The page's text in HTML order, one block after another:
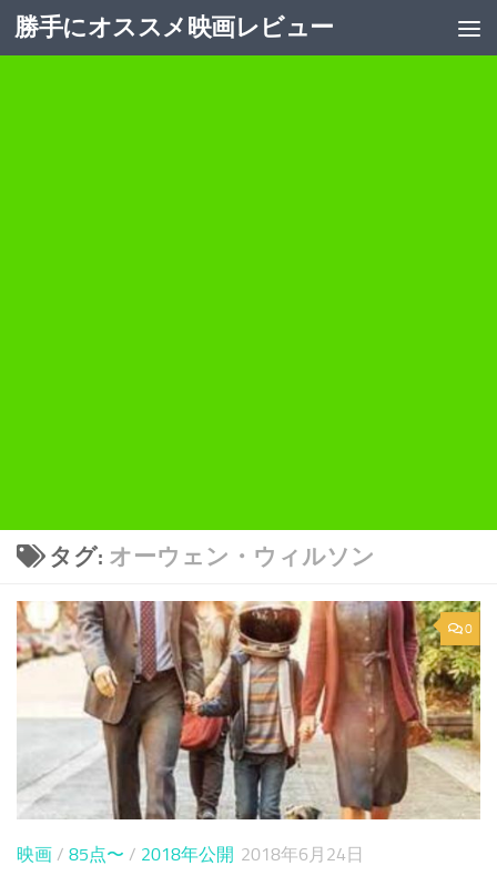
コンテンツへスキップ
勝手にオススメ映画レビュー
タグ: オーウェン・ウィルソン
0
映画 / 85点〜 / 2018年公開 2018年6月24日